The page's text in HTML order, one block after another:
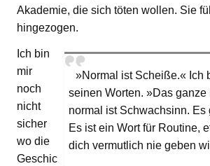
Akademie, die sich töten wollen. Sie
hingezogen.
»Normal ist Scheiße.« Ich
seinen Worten. »Das ganze
normal ist Schwachsinn. Es
Es ist ein Wort für Routine,
dich vermutlich nie geben
Ich bin
mir
noch
nicht
sicher
wo die
Geschic